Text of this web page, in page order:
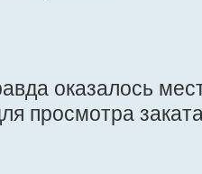
оказалось
просмотра